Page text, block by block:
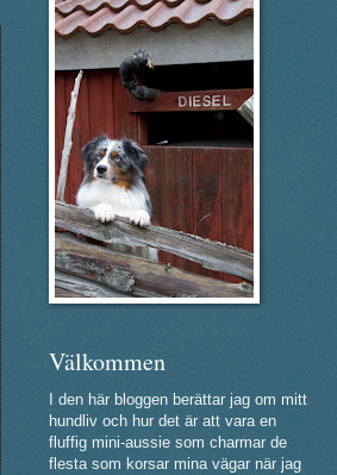
Välkommen
I den här bloggen berättar jag om mitt
hundliv och hur det är att vara en
fluffig mini-aussie som charmar de
flesta som korsar mina vägar när jag